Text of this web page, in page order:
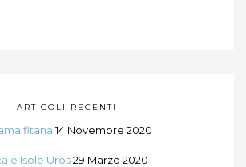
ARTICOLI RECENTI
14 Novembre 2020
e Isole Uros29 Marzo 2020